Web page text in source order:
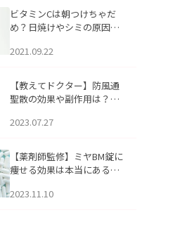
ビタミンCは朝つけちゃだ
め？日焼けやシミの原因に
2021.09.22
【教えてドクター】防風通
聖散の効果や副作用は？長
2023.07.27
【薬剤師監修】ミヤBM錠に
痩せる効果は本当にある
2023.11.10